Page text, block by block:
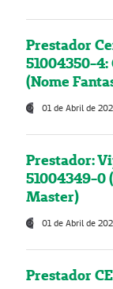
Prestador
51004350-
(Nome
01 de Abril de
Prestador:
51004349-0
Master)
01 de Abril de
Prestador